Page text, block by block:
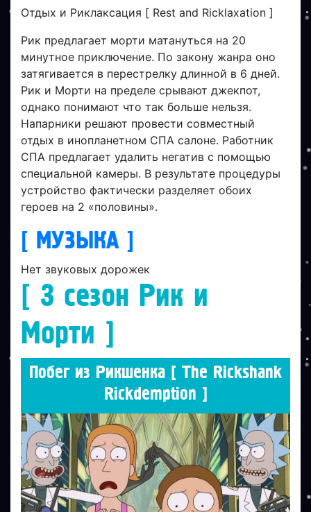
Отдых и Риклаксация [ Rest and Ricklaxation ]
Рик предлагает морти матануться на 20
минутное приключение. По закону жанра оно
затягивается в перестрелку длинной в 6 дней.
Рик и Морти на пределе срывают джекпот,
однако понимают что так больше нельзя.
Напарники решают провести совместный
отдых в инопланетном СПА салоне. Работник
СПА предлагает удалить негатив с помощью
специальной камеры. В результате процедуры
устройство фактически разделяет обоих
героев на 2 «половины».
[ МУЗЫКА ]
Нет звуковых дорожек
[ 3 сезон Рик и
Морти ]
Побег из Рикшенка [ The Rickshank
Rickdemption ]